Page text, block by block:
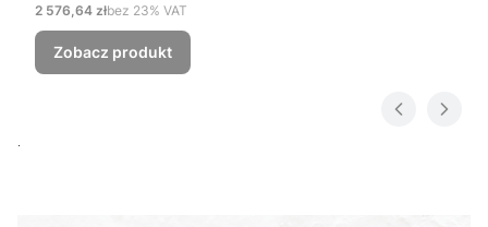
Cena netto
2 576,64 złbez 23% VAT
Zobacz produkt